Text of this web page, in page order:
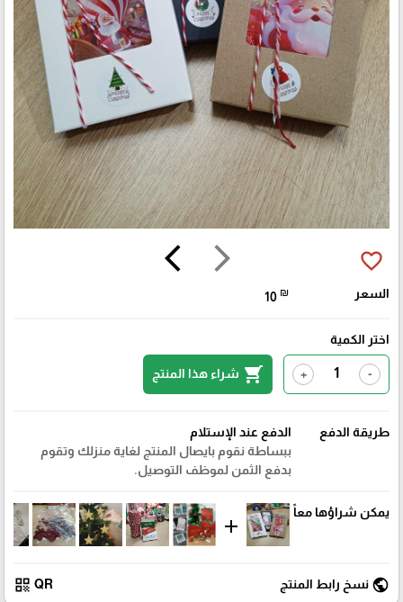
arrow_forward_ios
arrow_back_ios favorite_border
السعر 10 ₪
اختر الكمية
-
+
shopping_cart شراء هذا المنتج
طريقة الدفع
الدفع عند الإستلام
ببساطة نقوم بايصال المنتج لغاية منزلك وتقوم
بدفع الثمن لموظف التوصيل.
يمكن شراؤها معاً
add
public نسخ رابط المنتج QR
qr_code